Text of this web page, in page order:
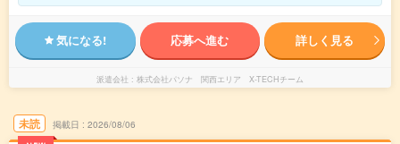
気になる! 応募へ進む 詳しく見る
派遣会社 株式会社パソナ 関西エリア X-TECHチーム
未読 掲載日 2026/08/06